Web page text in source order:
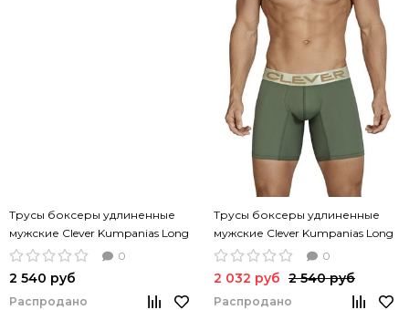
Трусы боксеры удлиненные
мужские Clever Kumpanias Long
белые
0
2 540 руб
Распродано
Трусы боксеры удлиненные
мужские Clever Kumpanias Long
хаки
0
2 032 руб 2 540 руб
Распродано